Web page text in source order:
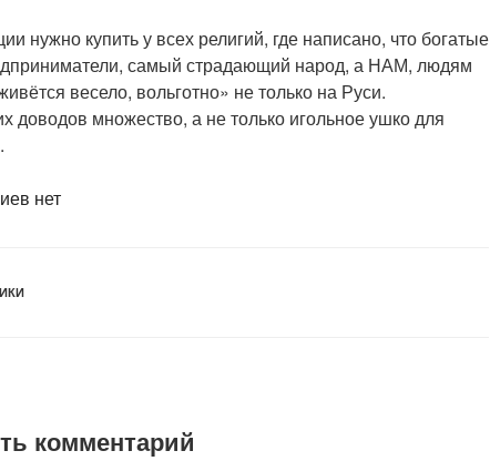
нужно купить у всех религий, где написано, что богатые
самый страдающий народ, а НАМ, людям
весело, вольготно» не только на Руси.
доводов множество, а не только игольное ушко для
нет
комментарий